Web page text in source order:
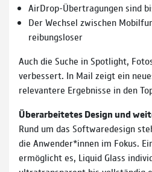
AirDrop-Übertragungen sind
Der Wechsel zwischen
reibungsloser
Auch die Suche in Spotlight,
verbessert. In Mail zeigt ein
relevantere Ergebnisse in den
Überarbeitetes Design und
Rund um das Softwaredesign
die Anwender*innen im Fokus.
ermöglicht es, Liquid Glass